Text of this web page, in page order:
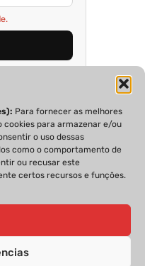
Para fornecer as melhores
cookies para armazenar e/ou
o uso dessas
como o comportamento de
ou recusar este
certos recursos e funções.
ESTATUTO EDITORIAL